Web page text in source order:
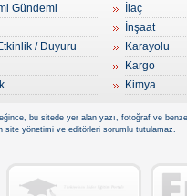
Gündemi
/ Duyuru
İlaç
İnşaat
Karayolu
Kargo
Kimya
bu sitede yer alan yazı, fotoğraf ve
site yönetimi ve editörleri sorumlu tutulamaz.